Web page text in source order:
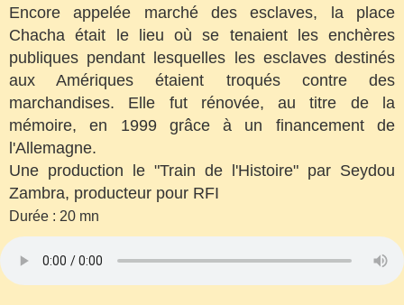
Encore appelée marché des esclaves, la place
Chacha était le lieu où se tenaient les enchères
publiques pendant lesquelles les esclaves destinés
aux Amériques étaient troqués contre des
marchandises. Elle fut rénovée, au titre de la
mémoire, en 1999 grâce à un financement de
l'Allemagne.
Une production le "Train de l'Histoire" par Seydou
Zambra, producteur pour RFI
Durée : 20 mn